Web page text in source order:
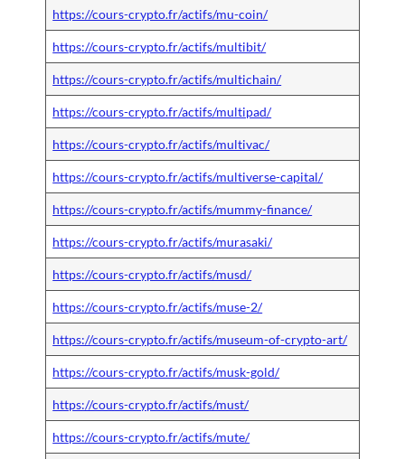
https://cours-crypto.fr/actifs/mu-coin/
https://cours-crypto.fr/actifs/multibit/
https://cours-crypto.fr/actifs/multichain/
https://cours-crypto.fr/actifs/multipad/
https://cours-crypto.fr/actifs/multivac/
https://cours-crypto.fr/actifs/multiverse-capital/
https://cours-crypto.fr/actifs/mummy-finance/
https://cours-crypto.fr/actifs/murasaki/
https://cours-crypto.fr/actifs/musd/
https://cours-crypto.fr/actifs/muse-2/
https://cours-crypto.fr/actifs/museum-of-crypto-art/
https://cours-crypto.fr/actifs/musk-gold/
https://cours-crypto.fr/actifs/must/
https://cours-crypto.fr/actifs/mute/